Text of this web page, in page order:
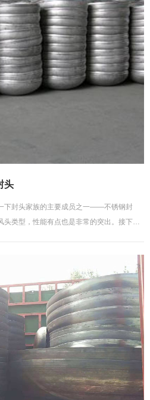
头
下封头家族的主要成员之一——不锈钢封
类型，性能有点也是非常的突出。接下来
钢等材料制作而成。可以适用于液体、蒸汽
封头也能分为很多类型，常见的有球形、碟
几种，这部分和其他材质的封头也是基本类
为采用的不锈钢材质，因此耐酸、耐碱与耐
，表面更加光滑，外形也更美观，整体性能
型。目前不锈钢封头主要运用于各种容器设
分离设备等都能见到它的身影，可以说是应